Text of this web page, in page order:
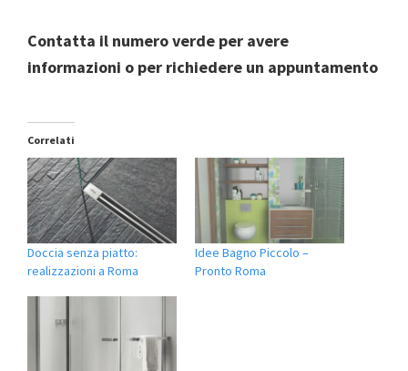
Contatta il numero verde per avere
informazioni o per richiedere un appuntamento
Correlati
Doccia senza piatto:
realizzazioni a Roma
Idee Bagno Piccolo –
Pronto Roma